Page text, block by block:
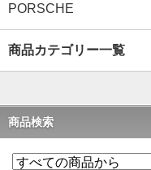
PORSCHE
商品カテゴリー一覧
商品検索